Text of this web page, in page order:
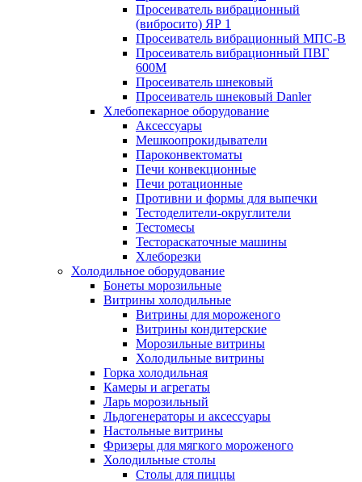
Просеиватель вибрационный
(вибросито) ЯР 1
Просеиватель вибрационный МПС-В
Просеиватель вибрационный ПВГ
600М
Просеиватель шнековый
Просеиватель шнековый Danler
Хлебопекарное оборудование
Аксессуары
Мешкоопрокидыватели
Пароконвектоматы
Печи конвекционные
Печи ротационные
Противни и формы для выпечки
Тестоделители-округлители
Тестомесы
Тестораскаточные машины
Хлеборезки
Холодильное оборудование
Бонеты морозильные
Витрины холодильные
Витрины для мороженого
Витрины кондитерские
Морозильные витрины
Холодильные витрины
Горка холодильная
Камеры и агрегаты
Ларь морозильный
Льдогенераторы и аксессуары
Настольные витрины
Фризеры для мягкого мороженого
Холодильные столы
Столы для пиццы